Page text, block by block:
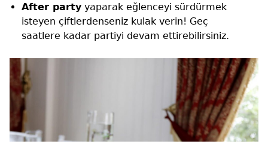
After party yaparak eğlenceyi sürdürmek
isteyen çiftlerdenseniz kulak verin! Geç
saatlere kadar partiyi devam ettirebilirsiniz.